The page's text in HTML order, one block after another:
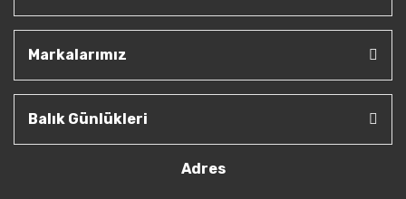
Markalarımız
Balık Günlükleri
Adres